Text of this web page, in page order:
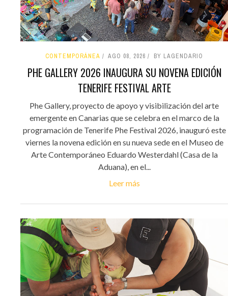
CONTEMPORÁNEA AGO 08, 2026 BY LAGENDARIO
PHE GALLERY 2026 INAUGURA SU NOVENA EDICIÓN
TENERIFE FESTIVAL ARTE
Phe Gallery, proyecto de apoyo y visibilización del arte
emergente en Canarias que se celebra en el marco de la
programación de Tenerife Phe Festival 2026, inauguró este
viernes la novena edición en su nueva sede en el Museo de
Arte Contemporáneo Eduardo Westerdahl (Casa de la
Aduana), en el...
Leer más